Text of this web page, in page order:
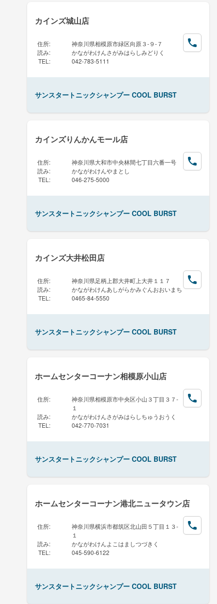
カインズ城山店
住所:
神奈川県相模原市緑区向原３-９-７
読み:
かながわけんさがみはらしみどりく
TEL : 042-783-5111
サンスタートニックシャンプー COOL BURST
カインズりんかんモール店
住所:
神奈川県大和市中央林間七丁目六番一号
読み:
かながわけんやまとし
TEL : 046-275-5000
サンスタートニックシャンプー COOL BURST
カインズ大井松田店
住所:
神奈川県足柄上郡大井町上大井１１７
読み:
かながわけんあしがらかみぐんおおいまち
TEL : 0465-84-5550
サンスタートニックシャンプー COOL BURST
ホームセンターコーナン相模原小山店
住所:
神奈川県相模原市中央区小山３丁目３７-
１
読み:
かながわけんさがみはらしちゅうおうく
TEL : 042-770-7031
サンスタートニックシャンプー COOL BURST
ホームセンターコーナン港北ニュータウン店
住所:
神奈川県横浜市都筑区北山田５丁目１３-
１
読み:
かながわけんよこはましつづきく
TEL : 045-590-6122
サンスタートニックシャンプー COOL BURST